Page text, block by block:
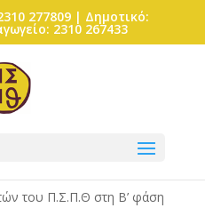
277809 | Δημοτικό:
2310 267433
του Π.Σ.Π.Θ στη Β’ φάση